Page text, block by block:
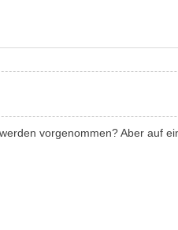
vorgenommen? Aber auf